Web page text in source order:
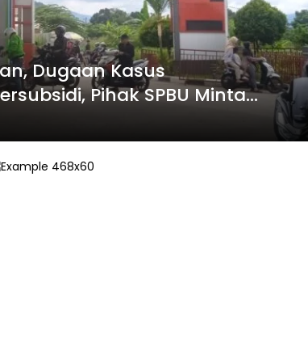
Dugaan Kasus
Pihak SPBU Minta